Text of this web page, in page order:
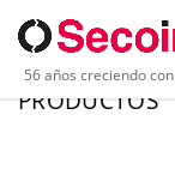
56 años creciendo
PRODUCTOS